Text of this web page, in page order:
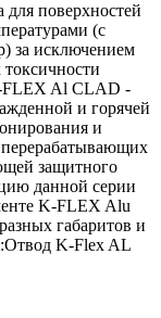
для поверхностей
(с
за исключением
FLEX Al CLAD -
и горячей
и
защитного
данной серии
K-FLEX Alu
габаритов и
K-Flex AL